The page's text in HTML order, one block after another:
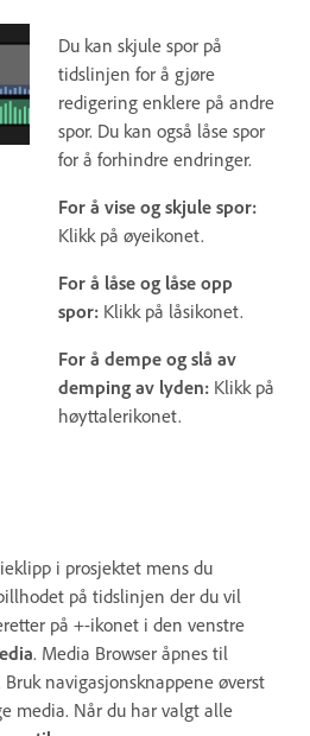
Du kan skjule spor på
tidslinjen for å gjøre
redigering enklere på andre
spor. Du kan også låse spor
for å forhindre endringer.
For å vise og skjule spor:
Klikk på øyeikonet.
For å låse og låse opp
spor: Klikk på låsikonet.
For å dempe og slå av
demping av lyden: Klikk på
høyttalerikonet.
i prosjektet mens du
på tidslinjen der du vil
på +-ikonet i den venstre
. Media Browser åpnes til
navigasjonsknappene øverst
media. Når du har valgt alle